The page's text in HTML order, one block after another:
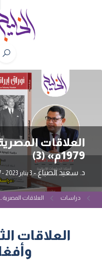
1979م» (3)
د. سعيد الصباغ-3 يناير 2023 - 1957 قراءة
دراسات العلاقات المصرية ـ
العلاقات